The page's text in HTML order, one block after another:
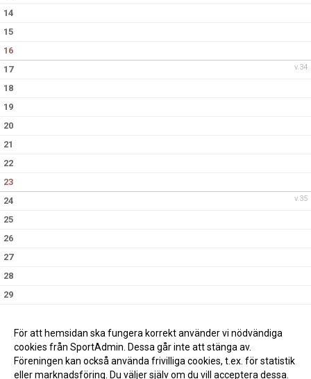
14
15
16
v.34
17
18
19
20
21
22
23
v.35
24
25
26
27
28
29
För att hemsidan ska fungera korrekt använder vi nödvändiga
cookies från SportAdmin. Dessa går inte att stänga av.
Föreningen kan också använda frivilliga cookies, t.ex. för statistik
eller marknadsföring. Du väljer själv om du vill acceptera dessa.